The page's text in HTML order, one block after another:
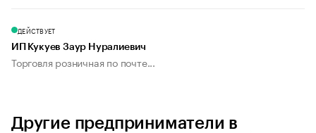
ДЕЙСТВУЕТ
ИП Кукуев Заур Нуралиевич
Торговля розничная по почте...
Другие предприниматели в